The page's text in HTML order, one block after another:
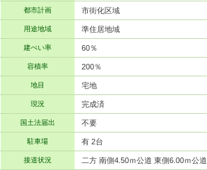
都市計画 市街化区域
用途地域 準住居地域
建ぺい率 60％
容積率 200％
地目 宅地
現況 完成済
国土法届出 不要
駐車場 有 2台
接道状況 二方 南側4.50ｍ公道 東側6.00ｍ公道